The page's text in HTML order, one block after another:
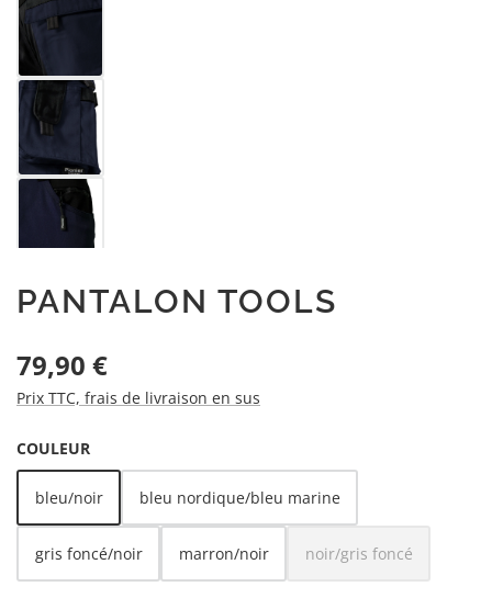
PANTALON TOOLS
Prix régulier :
79,90 €
Prix TTC, frais de livraison en sus
SÉLECTIONNEZ
COULEUR
bleu/noir bleu nordique/bleu marine
gris foncé/noir marron/noir noir/gris foncé
(Cette option n'est